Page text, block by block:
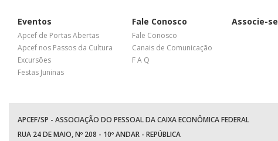
Eventos
Apcef de Portas Abertas
Apcef nos Passos da Cultura
Excursões
Festas Juninas
Fale Conosco
Fale Conosco
Canais de Comunicação
F A Q
Associe-se
APCEF/SP - ASSOCIAÇÃO DO PESSOAL DA CAIXA ECONÔMICA FEDERAL
RUA 24 DE MAIO, Nº 208 - 10º ANDAR - REPÚBLICA